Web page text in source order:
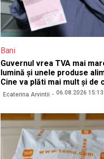
Bani
Guvernul vrea TVA mai
lumină și unele produse
Cine va plăti mai mult și de
Ecaterina Arvintii 06.08.2026 15:13